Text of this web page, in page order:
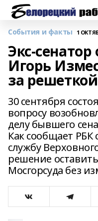
События и факты 1
Экс-
Игорь
за решеткой
30 сентября
вопросу
делу бывшего
Как сообщает РБК
службу
решение
Мосгорсуда без